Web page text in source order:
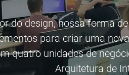
do design, nossa forma
para criar uma
quatro unidades de
Arquitetura de